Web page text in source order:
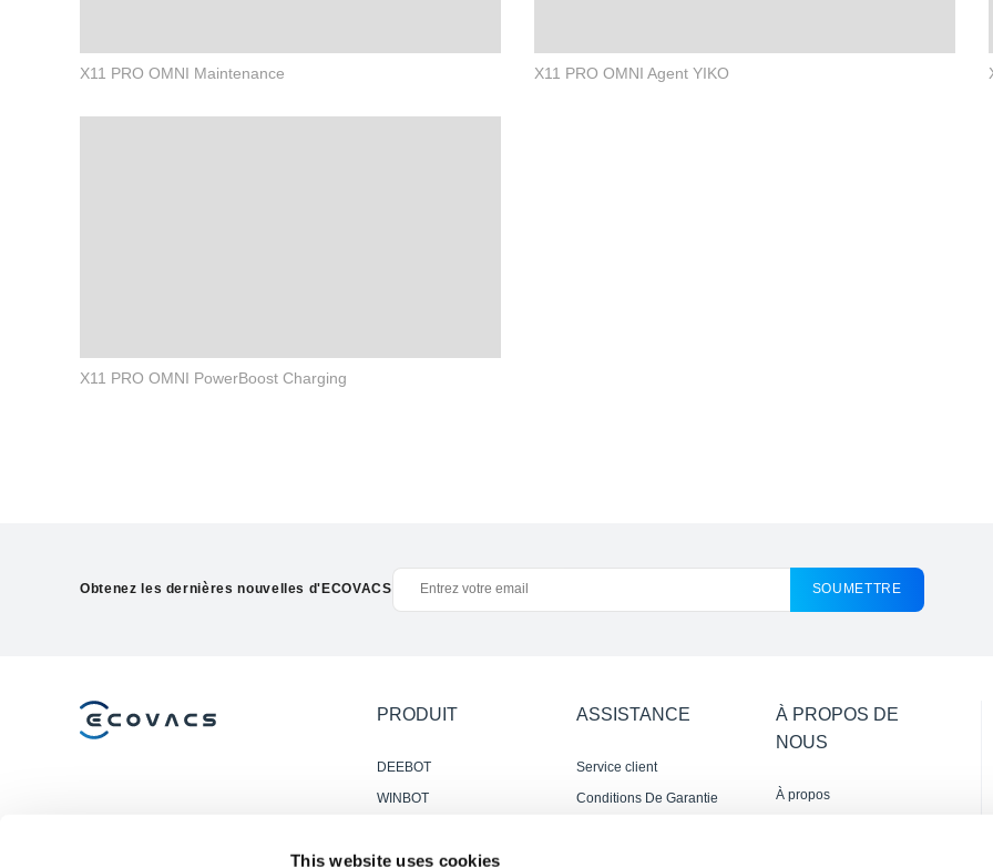
This website uses cookies
X11 PRO OMNI Maintenance X11 PRO OMNI Agent YIKO
X11 PRO OMNI PowerBoost Charging
Obtenez les dernières nouvelles d'ECOVACS SOUMETTRE
PRODUIT
DEEBOT
WINBOT
Accessories
ASSISTANCE
Service client
Conditions De Garantie
À PROPOS DE
NOUS
À propos